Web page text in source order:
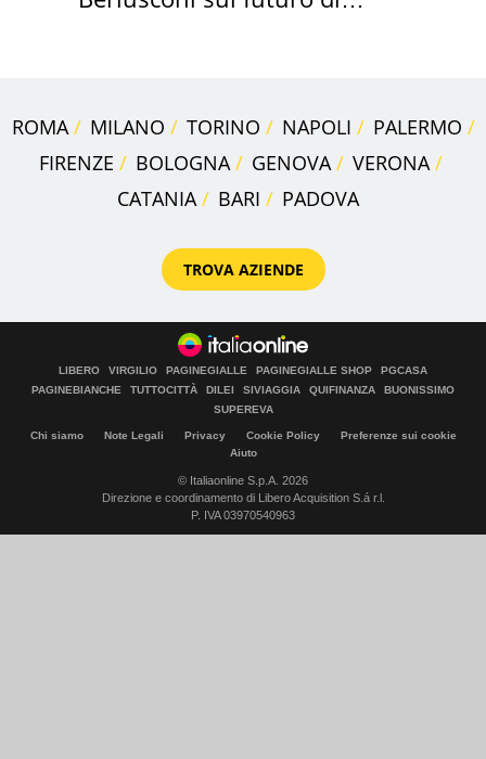
ROMA MILANO TORINO NAPOLI
PALERMO
FIRENZE
BOLOGNA GENOVA
VERONA
CATANIA
BARI PADOVA
TROVA AZIENDE
LIBERO VIRGILIO PAGINEGIALLE PAGINEGIALLE SHOP
PGCASA
PAGINEBIANCHE
TUTTOCITTÀ DILEI SIVIAGGIA QUIFINANZA
BUONISSIMO
SUPEREVA
Chi siamo Note Legali Privacy Cookie Policy
Preferenze sui cookie
Aiuto
© Italiaonline S.p.A. 2026
Direzione e coordinamento di Libero Acquisition S.á r.l.
P. IVA 03970540963